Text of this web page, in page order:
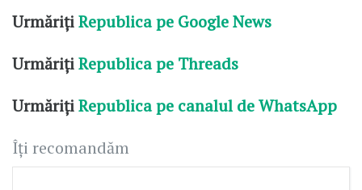
UrmărițiRepublica pe Google News
UrmărițiRepublica pe Threads
UrmărițiRepublica pe canalul de WhatsApp
Îți recomandăm